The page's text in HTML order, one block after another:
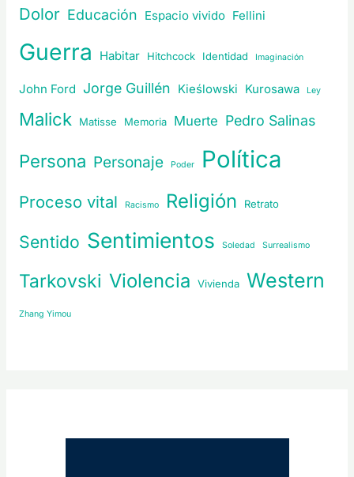
Dolor Educación Espacio vivido Fellini
Guerra Habitar Hitchcock Identidad Imaginación
John Ford Jorge Guillén Kieślowski Kurosawa Ley
Malick Matisse Memoria Muerte Pedro Salinas
Persona Personaje Poder Política
Proceso vital Racismo Religión Retrato
Sentido Sentimientos Soledad Surrealismo
Tarkovski Violencia Vivienda Western
Zhang Yimou